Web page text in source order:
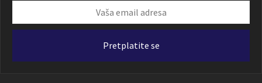
email
Pretplatite se